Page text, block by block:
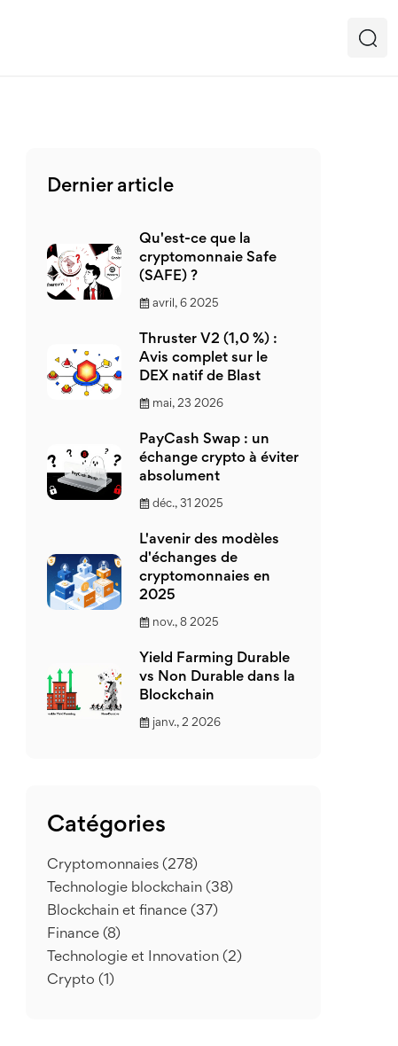
Dernier article
Qu'est-ce que la
cryptomonnaie Safe
(SAFE) ?
avril, 6 2025
Thruster V2 (1,0 %) :
Avis complet sur le
DEX natif de Blast
mai, 23 2026
PayCash Swap : un
échange crypto à éviter
absolument
déc., 31 2025
L'avenir des modèles
d'échanges de
cryptomonnaies en
2025
nov., 8 2025
Yield Farming Durable
vs Non Durable dans la
Blockchain
janv., 2 2026
Catégories
Cryptomonnaies (278)
Technologie blockchain (38)
Blockchain et finance (37)
Finance (8)
Technologie et Innovation (2)
Crypto (1)